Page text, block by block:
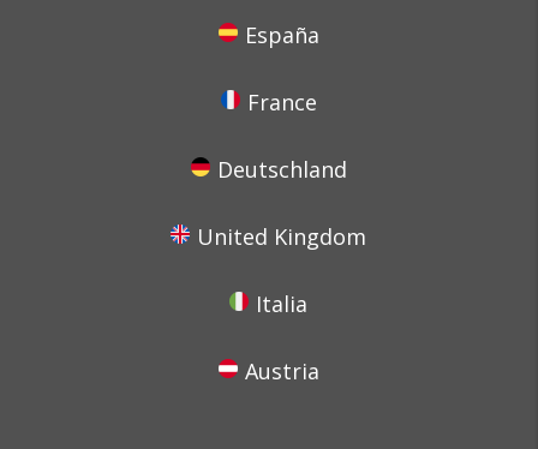
España
France
Deutschland
United Kingdom
Italia
Austria